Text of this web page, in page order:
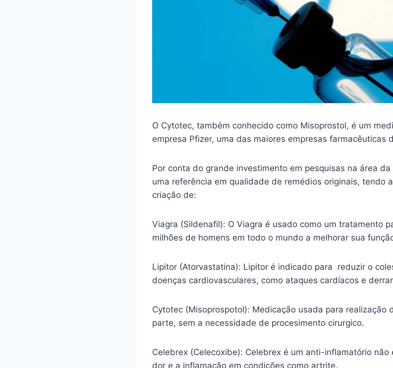
O Cytotec, também conhecido como Misoprostol, é um
empresa Pfizer, uma das maiores empresas farmacêuticas
Por conta do grande investimento em pesquisas na área
uma referência em qualidade de remédios originais, tendo
criação de:
Viagra (Sildenafil): O Viagra é usado como um tratamento
milhões de homens em todo o mundo a melhorar sua
Lipitor (Atorvastatina): Lipitor é indicado para reduzir o
doenças cardiovasculares, como ataques cardíacos e
Cytotec (Misoprospotol): Medicação usada para realização
parte, sem a necessidade de procesimento cirurgico.
Celebrex (Celecoxibe): Celebrex é um anti-inflamatório
dor e a inflamação em condições como artrite.